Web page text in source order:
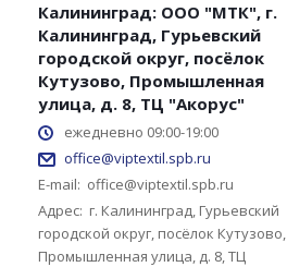
Калининград: ООО "МТК", г.
Калининград, Гурьевский
городской округ, посёлок
Кутузово, Промышленная
улица, д. 8, ТЦ "Акорус"
ежедневно 09:00-19:00
office@viptextil.spb.ru
E-mail: office@viptextil.spb.ru
Адрес: г. Калининград, Гурьевский
городской округ, посёлок Кутузово,
Промышленная улица, д. 8, ТЦ